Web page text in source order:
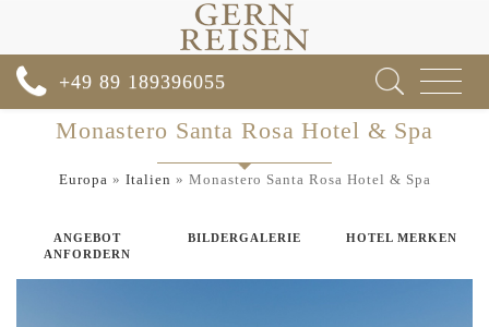
Toggle
+49 89 189396055
Monastero Santa Rosa Hotel & Spa
Europa » Italien » Monastero Santa Rosa Hotel & Spa
ANGEBOT
ANFORDERN
BILDERGALERIE HOTEL MERKEN